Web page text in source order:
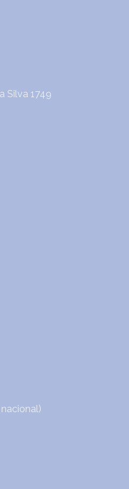
Silva 1749